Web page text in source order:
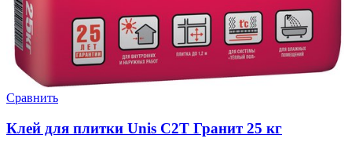
Сравнить
Клей для плитки Unis C2T Гранит 25 кг